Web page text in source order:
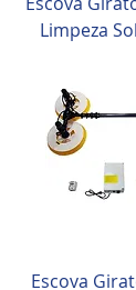
Limpeza
Escova